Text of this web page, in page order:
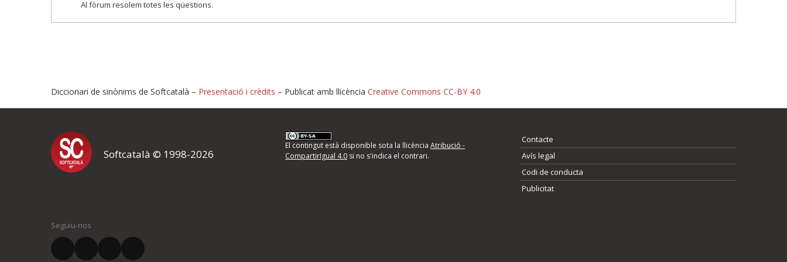
Al fòrum resolem totes les qüestions.
Proposeu-nos millores o informeu d'errors
Si heu trobat un error o voleu proposar alguna millora, ompliu els camps següents i descriviu quina és la millora que
proposeu o l'error del qual voleu informar-nos.
El vostre correu electrònic *
Diccionari de sinònims de Softcatalà – Presentació i crèdits – Publicat amb llicència Creative Commons CC-BY 4.0
Softcatalà © 1998-2026
El contingut està disponible sota la llicència Atribució -
CompartirIgual 4.0si no s'indica el contrari.
Contacte
Avís legal
Codi de conducta
Publicitat
Seguiu-nos